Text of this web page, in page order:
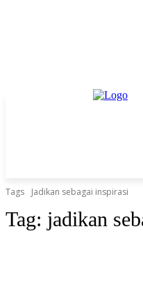
Tags Jadikan sebagai inspirasi
Tag: jadikan